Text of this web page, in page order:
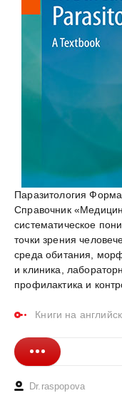
Паразитология
Справочник
систематическое
точки зрения
среда обитания,
и клиника,
профилактика и
Книги на
Dr.raspopova